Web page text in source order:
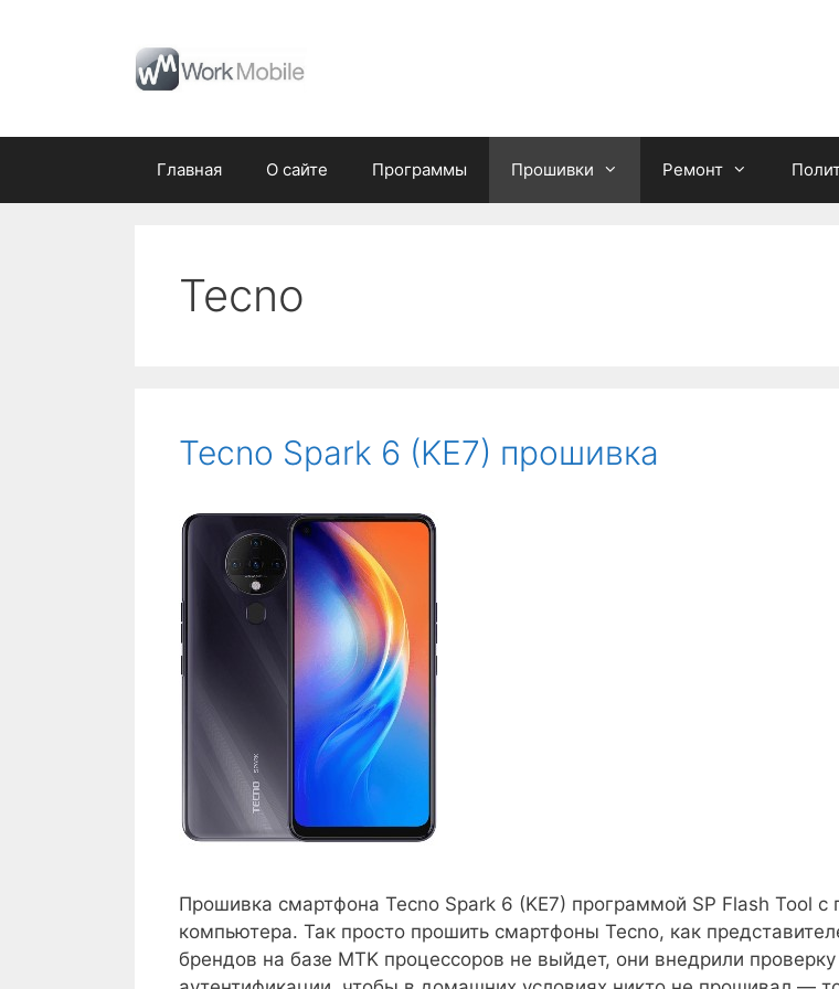
Главная О сайте Программы Прошивки Ремонт
Tecno
Tecno Spark 6 (KE7) прошивка
Прошивка смартфона Tecno Spark 6 (KE7) программой SP Flash Tool
компьютера. Так просто прошить смартфоны Tecno, как
брендов на базе MTK процессоров не выйдет, они внедрили